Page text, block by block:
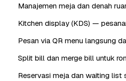
Manajemen meja dan denah
Kitchen display (KDS) —
Pesan via QR menu langsung
Split bill dan merge bill untuk
Reservasi meja dan waiting list